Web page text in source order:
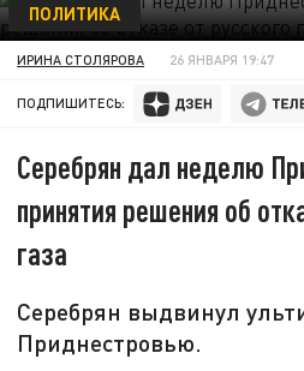
ПОЛИТИКА
ИРИНА СТОЛЯРОВА 26 ЯНВАРЯ 19:47
ПОДПИШИТЕСЬ:
Серебрян дал неделю
принятия решения об
газа
Серебрян выдвинул
Приднестровью.